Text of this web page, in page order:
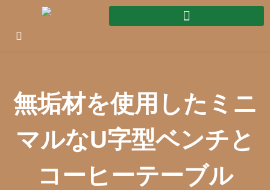
無垢材を使用したミニ
マルなU字型ベンチと
コーヒーテーブル